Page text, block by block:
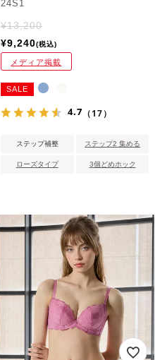
24S1
¥13,200
¥9,240 税込
メディア掲載
SALE
4.7 （17）
ステップ補整 ステップ2 集める
ローズタイプ 3個どめホック